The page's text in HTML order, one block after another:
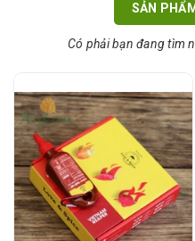
SẢN
Có phải bạn đang tìm